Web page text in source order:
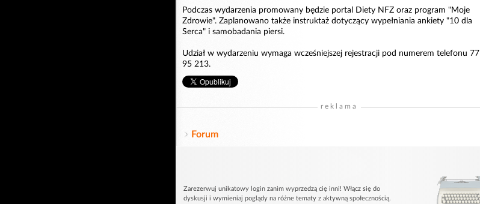
Podczas wydarzenia promowany będzie portal Diety NFZ oraz program "Moje
Zdrowie". Zaplanowano także instruktaż dotyczący wypełniania ankiety "10 dla
Serca" i samobadania piersi.
Udział w wydarzeniu wymaga wcześniejszej rejestracji pod numerem telefonu
95 213.
reklama
Forum
Zarezerwuj unikatowy login zanim wyprzedzą cię inni! Włącz się do
dyskusji i wymieniaj poglądy na różne tematy z aktywną społecznością.